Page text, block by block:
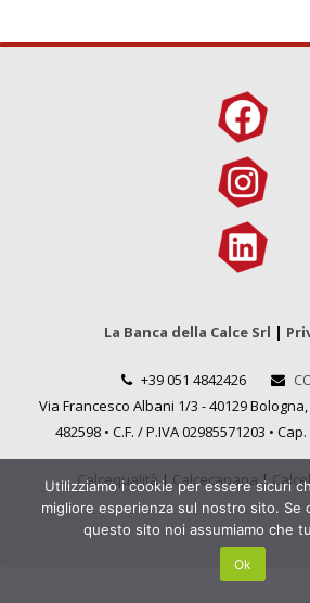
La Banca della Calce Srl |
+39 051 4842426
Via Francesco Albani 1/3 - 40129 Bologna,
482598 • C.F. / P.IVA 02985571203 •
Calcequalità|Calcecanapa|
Utilizziamo i cookie per essere sicuri
migliore esperienza sul nostro sito. Se
questo sito noi assumiamo che
Ok